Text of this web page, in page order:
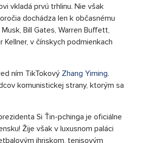
vkladá prvú trhlinu. Nie však
dochádza len k občasnému
Bill Gates, Warren Buffett,
v čínskych podmienkach
ním TikTokový Zhang Yiming.
komunistickej strany, ktorým sa
Si Ťin-pchinga je oficiálne
Žije však v luxusnom paláci
ihriskom, tenisovým